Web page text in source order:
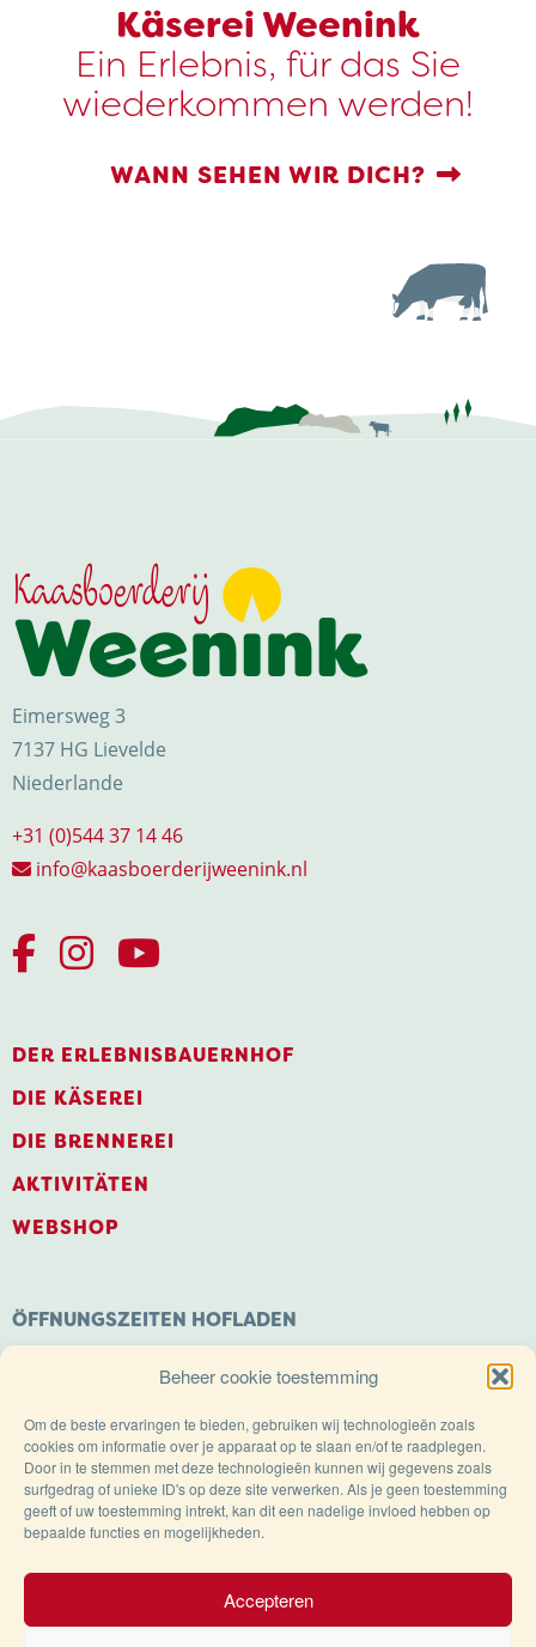
Beheer cookie toestemming
Om de beste ervaringen te bieden, gebruiken wij technologieën zoals
cookies om informatie over je apparaat op te slaan en/of te raadplegen.
Door in te stemmen met deze technologieën kunnen wij gegevens zoals
surfgedrag of unieke ID's op deze site verwerken. Als je geen toestemming
geeft of uw toestemming intrekt, kan dit een nadelige invloed hebben op
bepaalde functies en mogelijkheden.
Accepteren
Käserei Weenink
Ein Erlebnis, für das Sie
wiederkommen werden!
WANN SEHEN WIR DICH?
Eimersweg 3
7137 HG Lievelde
Niederlande
+31 (0)544 37 14 46
info@kaasboerderijweenink.nl
DER ERLEBNISBAUERNHOF
DIE KÄSEREI
DIE BRENNEREI
AKTIVITÄTEN
WEBSHOP
ÖFFNUNGSZEITEN HOFLADEN
Dienstag bis Samstag: 9.00 – 18.00 Uhr
Sonntags geöffnet von: 11.00 – 18.00 Uhr
Trots op de Achterhoek!